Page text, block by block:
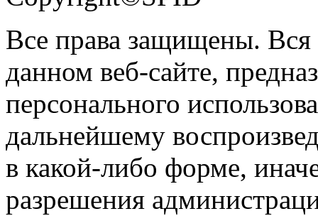
Все права защищены.
данном веб-сайте,
персонального
дальнейшему
в какой-либо форме,
разрешения